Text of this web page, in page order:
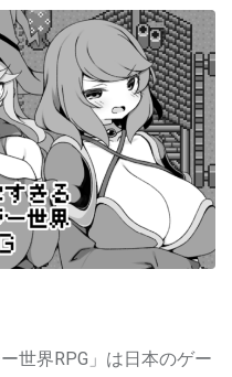
世界RPG」は日本のゲー